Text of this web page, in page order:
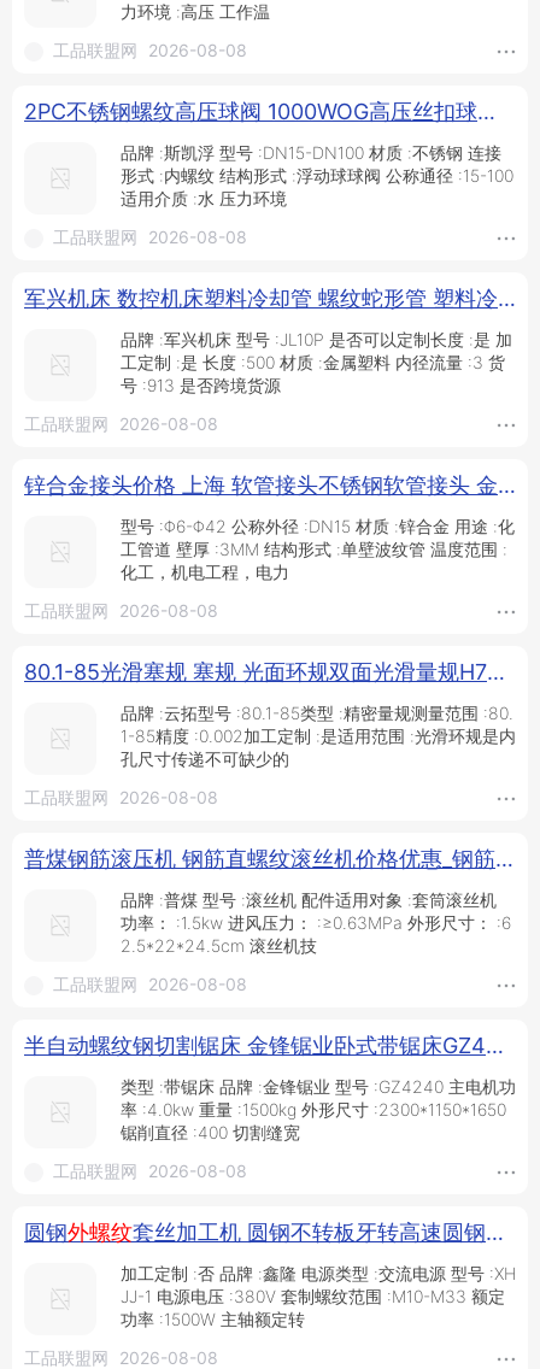
力环境 :高压 工作温
工品联盟网
2026-08-08
2PC不锈钢螺纹高压球阀 1000WOG高压丝扣球阀 不锈钢球阀 二片式_高压变频器_变频器_工业自动化_供应_工品联盟网
品牌 :斯凯浮 型号 :DN15-DN100 材质 :不锈钢 连接
形式 :内螺纹 结构形式 :浮动球球阀 公称通径 :15-100
适用介质 :水 压力环境
工品联盟网
2026-08-08
军兴机床 数控机床塑料冷却管 螺纹蛇形管 塑料冷却管喷水管定制厂家包邮_供应产品_沧州军兴机床附件制造有限公司
品牌 :军兴机床 型号 :JL10P 是否可以定制长度 :是 加
工定制 :是 长度 :500 材质 :金属塑料 内径流量 :3 货
号 :913 是否跨境货源
工品联盟网
2026-08-08
锌合金接头价格 上海 软管接头不锈钢软管接头 金属软管接头 天日智能内螺纹活接头 焊接式活接头 高压活接头_供应产品_江苏天日智能科技有限公司
型号 :Φ6-Φ42 公称外径 :DN15 材质 :锌合金 用途 :化
工管道 壁厚 :3MM 结构形式 :单壁波纹管 温度范围 :
化工，机电工程，电力
工品联盟网
2026-08-08
80.1-85光滑塞规 塞规 光面环规双面光滑量规H7通止合金螺纹梯形 云拓厂家直销_供应产品_泊头云拓量具有限公司
品牌 :云拓型号 :80.1-85类型 :精密量规测量范围 :80.
1-85精度 :0.002加工定制 :是适用范围 :光滑环规是内
孔尺寸传递不可缺少的
工品联盟网
2026-08-08
普煤钢筋滚压机 钢筋直螺纹滚丝机价格优惠_钢筋和预应力机械_工程建筑机械_机械设备_供应_工品联盟网
品牌 :普煤 型号 :滚丝机 配件适用对象 :套筒滚丝机
功率： :1.5kw 进风压力： :≥0.63MPa 外形尺寸： :6
2.5*22*24.5cm 滚丝机技
工品联盟网
2026-08-08
半自动螺纹钢切割锯床 金锋锯业卧式带锯床GZ4240钢筋切割带锯床_钢筋和预应力机械_工程建筑机械_机械设备_供应_工品联盟网
类型 :带锯床 品牌 :金锋锯业 型号 :GZ4240 主电机功
率 :4.0kw 重量 :1500kg 外形尺寸 :2300*1150*1650
锯削直径 :400 切割缝宽
工品联盟网
2026-08-08
圆钢外螺纹套丝加工机 圆钢不转板牙转高速圆钢车丝机 圆板牙高速圆钢套扣机现货销售_供应产品_济宁市任城区鑫隆工矿配件厂
加工定制 :否 品牌 :鑫隆 电源类型 :交流电源 型号 :XH
JJ-1 电源电压 :380V 套制螺纹范围 :M10-M33 额定
功率 :1500W 主轴额定转
工品联盟网
2026-08-08